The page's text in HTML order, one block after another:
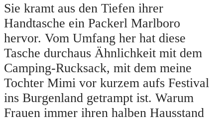
Sie kramt aus den Tiefen ihrer
Handtasche ein Packerl Marlboro
hervor. Vom Umfang her hat diese
Tasche durchaus Ähnlichkeit mit dem
Camping-Rucksack, mit dem meine
Tochter Mimi vor kurzem aufs Festival
ins Burgenland getrampt ist. Warum
Frauen immer ihren halben Hausstand